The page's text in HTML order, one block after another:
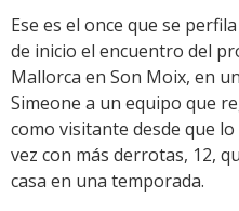
Ese es el once que se
de inicio el encuentro del
Mallorca en Son Moix, en
Simeone a un equipo que
como visitante desde que
vez con más derrotas, 12,
casa en una temporada.